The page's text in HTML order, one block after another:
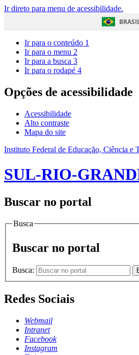
Ir direto para menu de acessibilidade.
Ir para o conteúdo 1
Ir para o menu 2
Ir para a busca 3
Ir para o rodapé 4
Opções de acessibilidade
Acessibilidade
Alto contraste
Mapa do site
Instituto Federal de Educação, Ciência e
SUL-RIO-
Buscar no portal
Busca
Buscar no portal
Busca:
Redes Sociais
Webmail
Intranet
Facebook
Instagram